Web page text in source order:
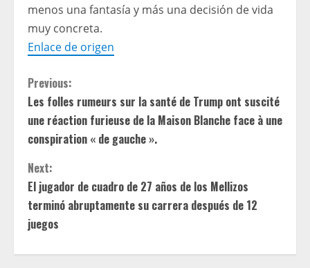
menos una fantasía y más una decisión de vida
muy concreta.
Enlace de origen
C
o
n
t
i
n
u
Previous:
Les folles rumeurs sur la santé de Trump ont suscité
une réaction furieuse de la Maison Blanche face à une
conspiration « de gauche ».
Next:
El jugador de cuadro de 27 años de los Mellizos
terminó abruptamente su carrera después de 12
juegos